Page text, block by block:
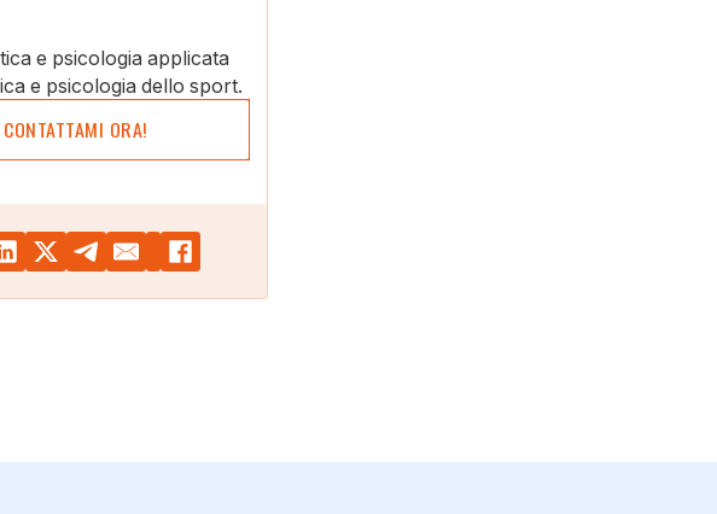
e psicologia applicata
e psicologia dello sport.
CONTATTAMI ORA!